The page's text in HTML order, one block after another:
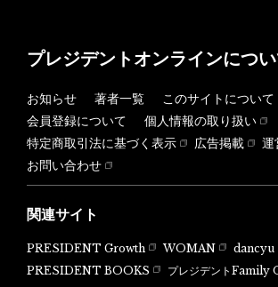
プレジデントオンラインにつ
お知らせ 著者一覧
このサイトについて
会員登録について
個人情報の取り扱い
特定商取引法に基づく表示
広告掲載
運
お問い合わせ
関連サイト
PRESIDENT Growth WOMAN dancyu
PRESIDENT BOOKS
プレジデントFamily